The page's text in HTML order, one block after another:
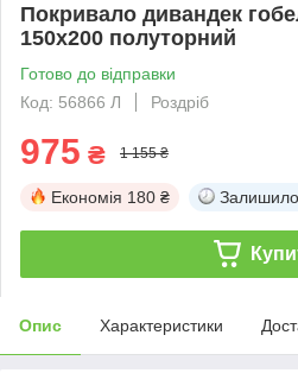
Покривало дивандек
150х200 полуторний
Готово до відправки
Код: 56866 Л
Роздріб
975 ₴ 1 155 ₴
Економія 180 ₴
Опис Характеристики